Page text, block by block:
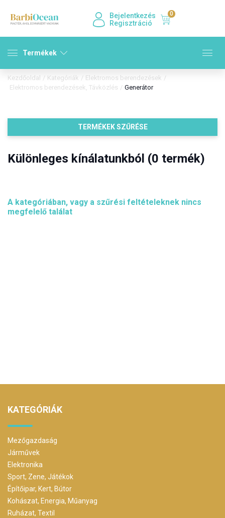
Bejelentkezés
Regisztráció
0
Termékek
Kezdőoldal / Kategóriák / Elektromos berendezések /
Elektromos berendezések, Távközlés / Generátor
TERMÉKEK SZŰRÉSE
Különleges kínálatunkból (0 termék)
A kategóriában, vagy a szűrési feltételeknek nincs
megfelelő találat
KATEGÓRIÁK
Mezőgazdaság
Járművek
Elektronika
Sport, Zene, Játékok
Építőipar, Kert, Bútor
Kohászat, Energia, Műanyag
Ruházat, Textil